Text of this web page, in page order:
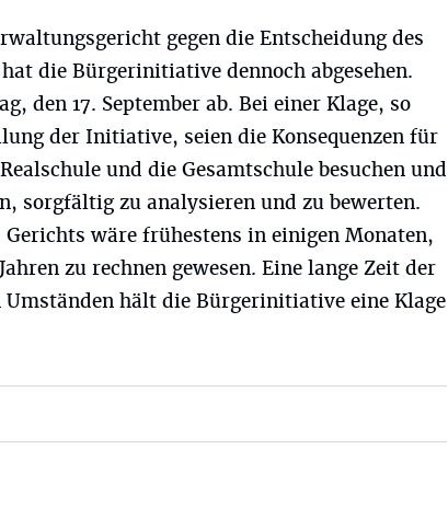
gegen die Entscheidung des
die Bürgerinitiative dennoch abgesehen.
den 17. September ab. Bei einer Klage, so
der Initiative, seien die Konsequenzen für
und die Gesamtschule besuchen und
sorgfältig zu analysieren und zu bewerten.
wäre frühestens in einigen Monaten,
zu rechnen gewesen. Eine lange Zeit der
hält die Bürgerinitiative eine Klage